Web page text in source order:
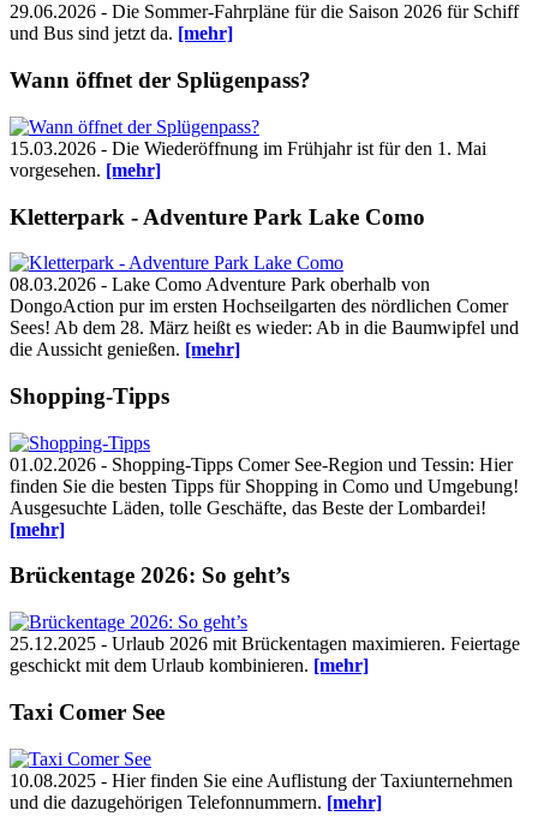
29.06.2026 - Die Sommer-Fahrpläne für die Saison 2026 für Schiff
und Bus sind jetzt da. [mehr]
Wann öffnet der Splügenpass?
15.03.2026 - Die Wiederöffnung im Frühjahr ist für den 1. Mai
vorgesehen. [mehr]
Kletterpark - Adventure Park Lake Como
08.03.2026 - Lake Como Adventure Park oberhalb von
DongoAction pur im ersten Hochseilgarten des nördlichen Comer
Sees! Ab dem 28. März heißt es wieder: Ab in die Baumwipfel und
die Aussicht genießen. [mehr]
Shopping-Tipps
01.02.2026 - Shopping-Tipps Comer See-Region und Tessin: Hier
finden Sie die besten Tipps für Shopping in Como und Umgebung!
Ausgesuchte Läden, tolle Geschäfte, das Beste der Lombardei!
[mehr]
Brückentage 2026: So geht’s
25.12.2025 - Urlaub 2026 mit Brückentagen maximieren. Feiertage
geschickt mit dem Urlaub kombinieren. [mehr]
Taxi Comer See
10.08.2025 - Hier finden Sie eine Auflistung der Taxiunternehmen
und die dazugehörigen Telefonnummern. [mehr]